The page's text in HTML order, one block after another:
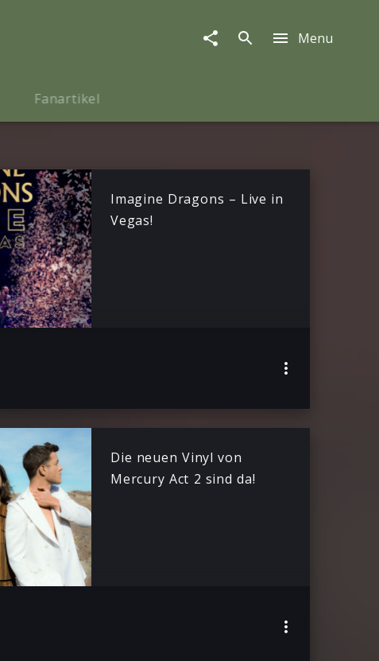
Menu
Fanartikel
Imagine Dragons – Live in
Vegas!
Die neuen Vinyl von
Mercury Act 2 sind da!